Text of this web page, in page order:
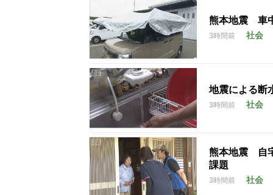
熊本地震 車
3時間前 社会
地震による
3時間前 社会
熊本地震 自
課題
3時間前 社会